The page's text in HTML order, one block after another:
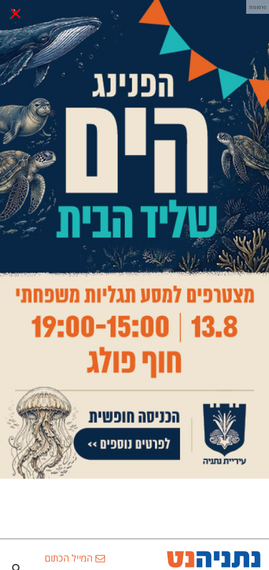
× פרסומת
המייל הכתום